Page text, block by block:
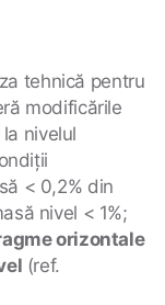
tehnică pentru
modificările
nivelul
< 0,2% din
nivel < 1%;
orizontale
(ref.